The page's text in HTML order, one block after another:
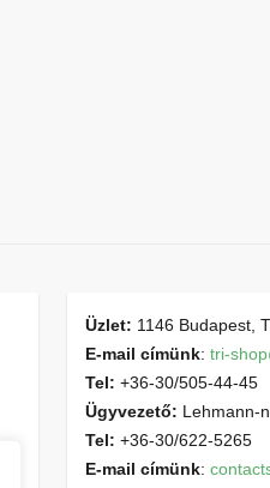
Üzlet: 1146 Budapest,
E-mail címünk:tri-
Tel: +36-30/505-44-45
Ügyvezető: Lehmann-
Tel: +36-30/622-5265
E-mail címünk: